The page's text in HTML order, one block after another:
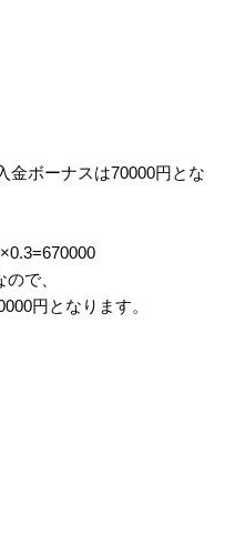
金ボーナスは70000円とな
で、
円となります。